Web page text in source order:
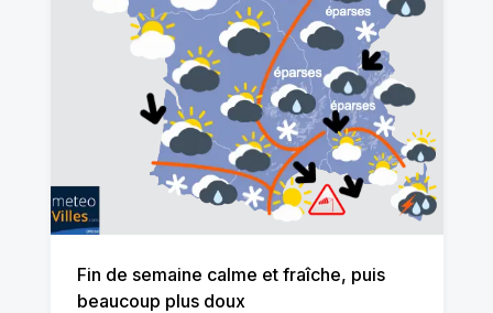
Fin de semaine calme et fraîche, puis
beaucoup plus doux